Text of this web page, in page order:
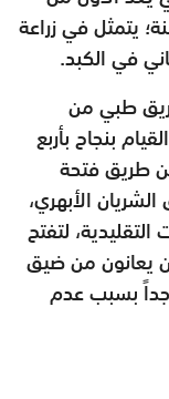
يتمثل في زراعة
في الكبد.
2013 تمكن فريق طبي من
بنجاح بأربع
طريق فتحة
الأبهري،
لتفتح
يعانون من ضيق
بسبب عدم